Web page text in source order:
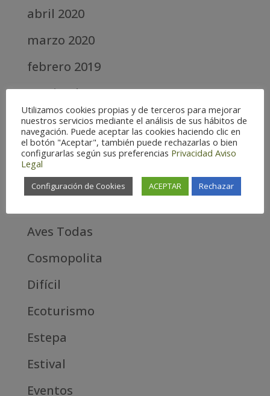
abril 2020
marzo 2020
febrero 2019
septiembre 2018
Categories
Alta
Alta Montaña
Aves Todas
Cosmopolita
Difícil
Ecoturismo
Estepa
Estival
Eventos
Utilizamos cookies propias y de terceros para mejorar
nuestros servicios mediante el análisis de sus hábitos de
navegación. Puede aceptar las cookies haciendo clic en
el botón "Aceptar", también puede rechazarlas o bien
configurarlas según sus preferencias Privacidad Aviso
Legal
Configuración de Cookies ACEPTAR Rechazar